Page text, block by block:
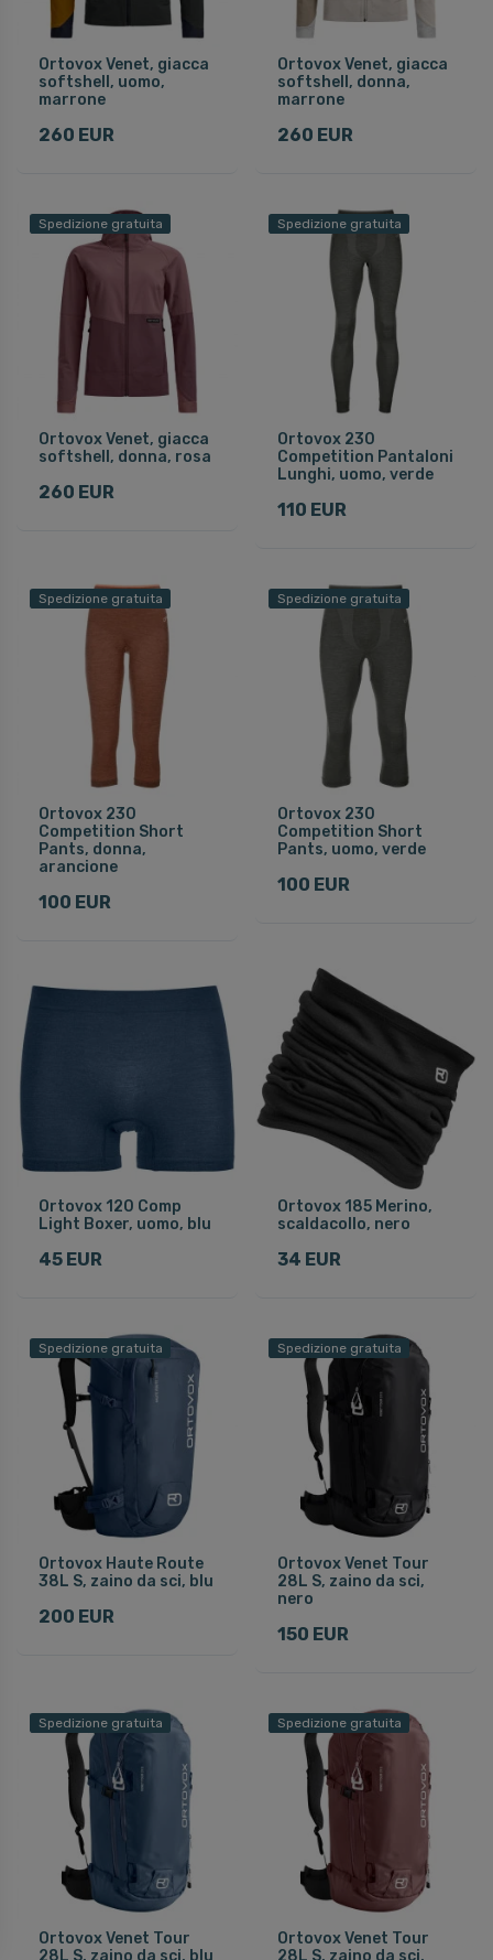
Ortovox Venet, giacca
softshell, uomo,
marrone
260 EUR
Ortovox Venet, giacca
softshell, donna,
marrone
260 EUR
Spedizione gratuita
Ortovox Venet, giacca
softshell, donna, rosa
260 EUR
Spedizione gratuita
Ortovox 230
Competition Pantaloni
Lunghi, uomo, verde
110 EUR
Spedizione gratuita
Ortovox 230
Competition Short
Pants, donna,
arancione
100 EUR
Spedizione gratuita
Ortovox 230
Competition Short
Pants, uomo, verde
100 EUR
Ortovox 120 Comp
Light Boxer, uomo, blu
45 EUR
Ortovox 185 Merino,
scaldacollo, nero
34 EUR
Spedizione gratuita
Ortovox Haute Route
38L S, zaino da sci, blu
200 EUR
Spedizione gratuita
Ortovox Venet Tour
28L S, zaino da sci,
nero
150 EUR
Spedizione gratuita
Ortovox Venet Tour
28L S, zaino da sci, blu
Spedizione gratuita
Ortovox Venet Tour
28L S, zaino da sci,